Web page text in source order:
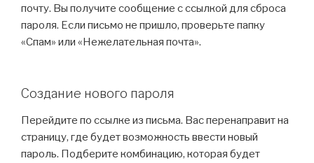
почту. Вы получите сообщение с ссылкой для сброса
пароля. Если письмо не пришло, проверьте папку
«Спам» или «Нежелательная почта».
Создание нового пароля
Перейдите по ссылке из письма. Вас перенаправит на
страницу, где будет возможность ввести новый
пароль. Подберите комбинацию, которая будет